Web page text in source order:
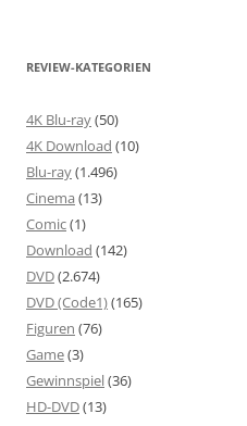
REVIEW-KATEGORIEN
4K Blu-ray(50)
4K Download (10)
Blu-ray(1.496)
Cinema (13)
Comic(1)
Download (142)
DVD(2.674)
DVD (Code1)(165)
Figuren (76)
Game(3)
Gewinnspiel(36)
HD-DVD(13)